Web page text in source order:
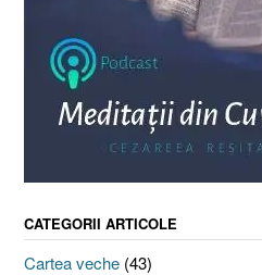
CATEGORII ARTICOLE
Cartea veche (43)